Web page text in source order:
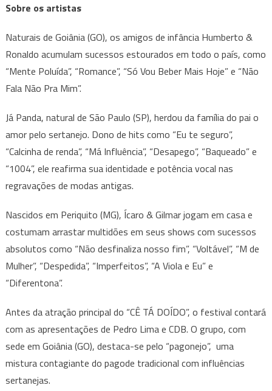
Sobre os artistas
Naturais de Goiânia (GO), os amigos de infância Humberto &
Ronaldo acumulam sucessos estourados em todo o país, como
“Mente Poluída”, “Romance”, “Só Vou Beber Mais Hoje” e “Não
Fala Não Pra Mim”.
Já Panda, natural de São Paulo (SP), herdou da família do pai o
amor pelo sertanejo. Dono de hits como “Eu te seguro”,
“Calcinha de renda”, “Má Influência”, “Desapego”, “Baqueado” e
“1004”, ele reafirma sua identidade e potência vocal nas
regravações de modas antigas.
Nascidos em Periquito (MG), Ícaro & Gilmar jogam em casa e
costumam arrastar multidões em seus shows com sucessos
absolutos como “Não desfinaliza nosso fim”, “Voltável”, “M de
Mulher”, “Despedida”, “Imperfeitos”, “A Viola e Eu” e
“Diferentona”.
Antes da atração principal do “CÊ TÁ DOÍDO”, o festival contará
com as apresentações de Pedro Lima e CDB. O grupo, com
sede em Goiânia (GO), destaca-se pelo “pagonejo”, uma
mistura contagiante do pagode tradicional com influências
sertanejas.